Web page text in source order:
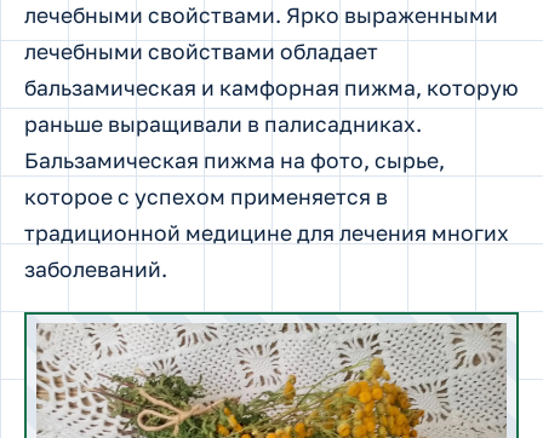
лечебными свойствами. Ярко выраженными
лечебными свойствами обладает
бальзамическая и камфорная пижма, которую
раньше выращивали в палисадниках.
Бальзамическая пижма на фото, сырье,
которое с успехом применяется в
традиционной медицине для лечения многих
заболеваний.